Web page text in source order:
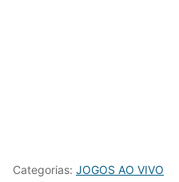
Categorias: JOGOS AO VIVO